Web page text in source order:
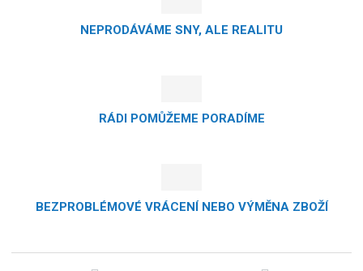
NEPRODÁVÁME SNY, ALE REALITU
RÁDI POMŮŽEME PORADÍME
BEZPROBLÉMOVÉ VRÁCENÍ NEBO VÝMĚNA ZBOŽÍ